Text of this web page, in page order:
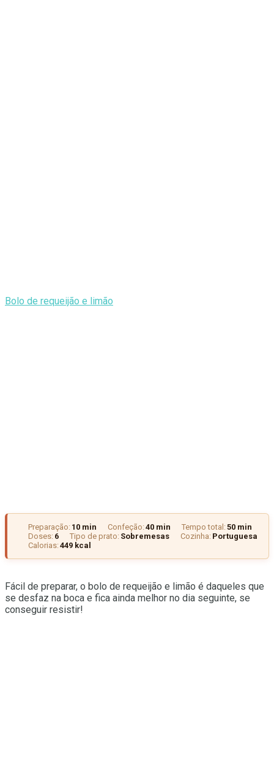
Bolo de requeijão e limão
Preparação: 10 min Confeção:40 min Tempo total:50 min
Doses: 6 Tipo de prato: Sobremesas Cozinha: Portuguesa
Calorias:449 kcal
Fácil de preparar, o bolo de requeijão e limão é daqueles que
se desfaz na boca e fica ainda melhor no dia seguinte, se
conseguir resistir!